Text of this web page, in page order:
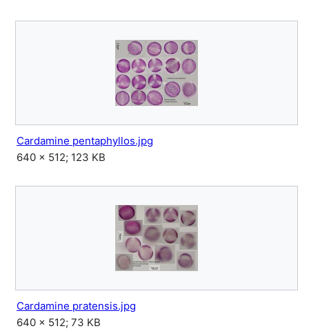
Cardamine pentaphyllos.jpg
640 × 512; 123 KB
Cardamine pratensis.jpg
640 × 512; 73 KB